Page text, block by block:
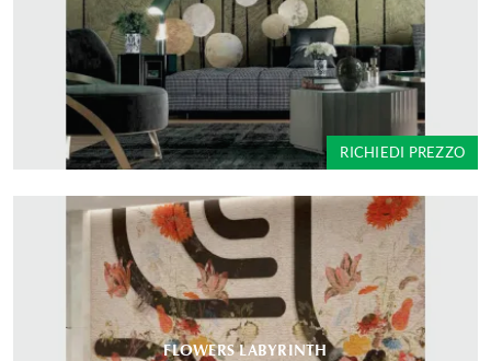
RICHIEDI PREZZO
FLOWERS LABYRINTH